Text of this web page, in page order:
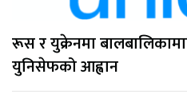
रूस र युक्रेनमा
युनिसेफको आह्वान